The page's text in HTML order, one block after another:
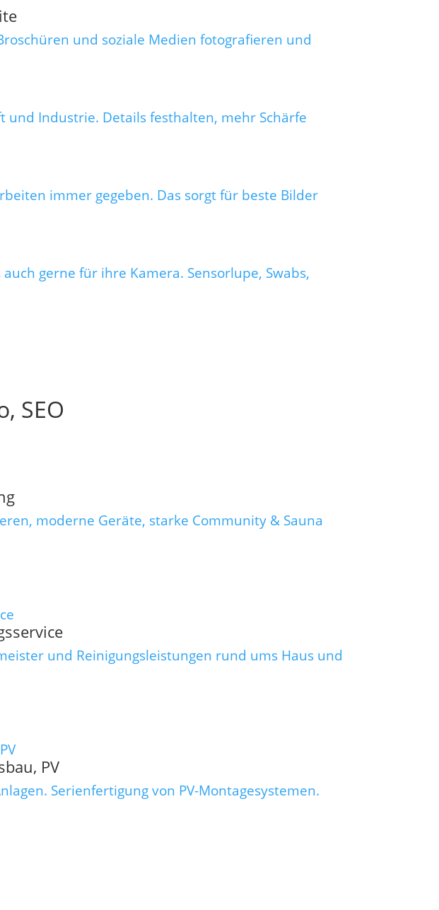
und soziale Medien fotografieren und
Industrie. Details festhalten, mehr Schärfe
immer gegeben. Das sorgt für beste Bilder
gerne für ihre Kamera. Sensorlupe, Swabs,
SEO
moderne Geräte, starke Community & Sauna
und Reinigungsleistungen rund ums Haus und
PV
Serienfertigung von PV-Montagesystemen.